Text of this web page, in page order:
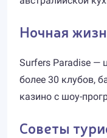
Ночная
Surfers Paradise —
более 30 клубов,
казино с шоу-
Советы